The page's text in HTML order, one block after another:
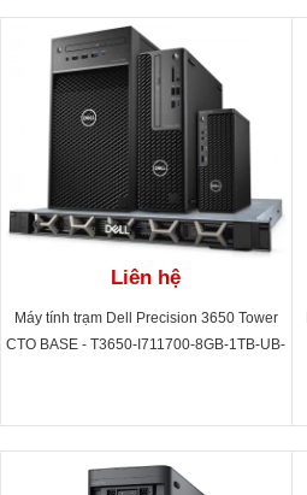
Liên hệ
Máy tính trạm Dell Precision 3650 Tower
CTO BASE - T3650-I711700-8GB-1TB-UB-